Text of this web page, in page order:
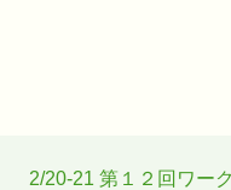
2/20-21 第１２回ワー